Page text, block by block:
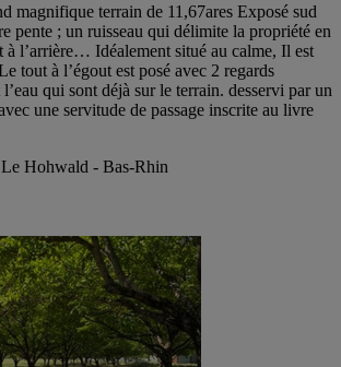
magnifique terrain de 11,67ares Exposé sud
pente ; un ruisseau qui délimite la propriété en
à l’arrière… Idéalement situé au calme, Il est
tout à l’égout est posé avec 2 regards
qui sont déjà sur le terrain. desservi par un
une servitude de passage inscrite au livre
Hohwald - Bas-Rhin